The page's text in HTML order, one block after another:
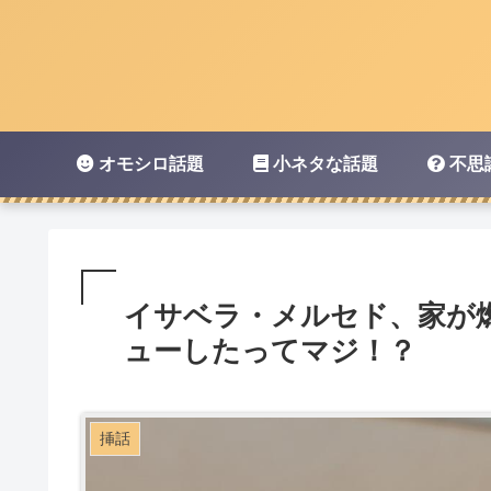
オモシロ話題 小ネタな話題 不思
イサベラ・メルセド、家が
ューしたってマジ！？
挿話